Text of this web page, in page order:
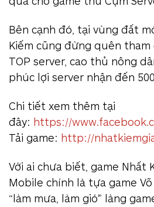
Bên cạnh đó, tại vùng đất
Kiếm cũng đừng quên
TOP server, cao thủ nông
phúc lợi server nhận đến
Chi tiết xem thêm tại
đây: https://
Tải game: http://
Với ai chưa biết, game Nhất
Mobile chính là tựa game
“làm mưa, làm gió” làng